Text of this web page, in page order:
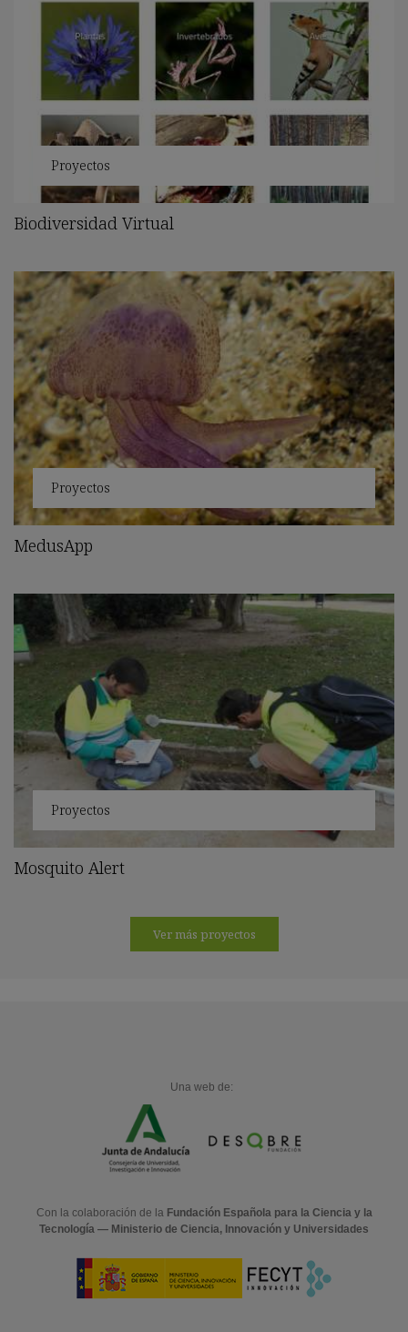
Proyectos
Biodiversidad Virtual
Proyectos
MedusApp
Proyectos
Mosquito Alert
Ver más proyectos
Una web de:
Con la colaboración de la Fundación Española para la Ciencia y la
Tecnología — Ministerio de Ciencia, Innovación y Universidades